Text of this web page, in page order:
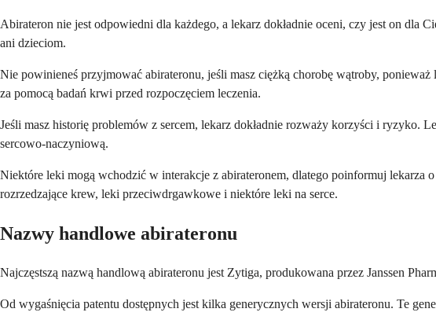
Abirateron nie jest odpowiedni dla każdego, a lekarz dokładnie oceni, czy jest on
ani dzieciom.
Nie powinieneś przyjmować abirateronu, jeśli masz ciężką chorobę wątroby,
za pomocą badań krwi przed rozpoczęciem leczenia.
Jeśli masz historię problemów z sercem, lekarz dokładnie rozważy korzyści i ryzyko.
sercowo-naczyniową.
Niektóre leki mogą wchodzić w interakcje z abirateronem, dlatego poinformuj lekarza
rozrzedzające krew, leki przeciwdrgawkowe i niektóre leki na serce.
Nazwy handlowe abirateronu
Najczęstszą nazwą handlową abirateronu jest Zytiga, produkowana przez Janssen
Od wygaśnięcia patentu dostępnych jest kilka generycznych wersji abirateronu. Te